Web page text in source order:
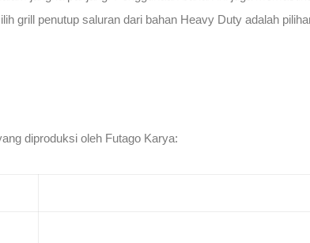
grill penutup saluran dari bahan Heavy Duty adalah
diproduksi oleh Futago Karya: